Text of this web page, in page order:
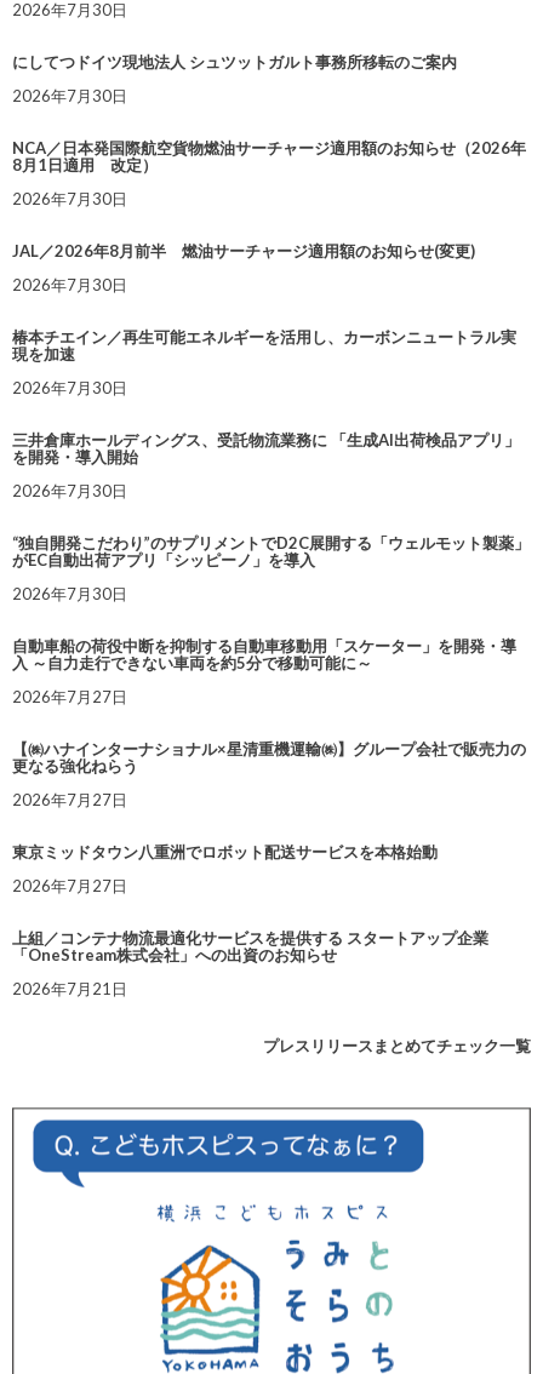
2026年7月30日
にしてつドイツ現地法人 シュツットガルト事務所移転のご案内
2026年7月30日
NCA／日本発国際航空貨物燃油サーチャージ適用額のお知らせ（2026年
8月1日適用 改定）
2026年7月30日
JAL／2026年8月前半 燃油サーチャージ適用額のお知らせ(変更)
2026年7月30日
椿本チエイン／再生可能エネルギーを活用し、カーボンニュートラル実
現を加速
2026年7月30日
三井倉庫ホールディングス、受託物流業務に 「生成AI出荷検品アプリ」
を開発・導入開始
2026年7月30日
“独自開発こだわり”のサプリメントでD2C展開する「ウェルモット製薬」
がEC自動出荷アプリ「シッピーノ」を導入
2026年7月30日
自動車船の荷役中断を抑制する自動車移動用「スケーター」を開発・導
入 ～自力走行できない車両を約5分で移動可能に～
2026年7月27日
【㈱ハナインターナショナル×星清重機運輸㈱】グループ会社で販売力の
更なる強化ねらう
2026年7月27日
東京ミッドタウン八重洲でロボット配送サービスを本格始動
2026年7月27日
上組／コンテナ物流最適化サービスを提供する スタートアップ企業
「OneStream株式会社」への出資のお知らせ
2026年7月21日
プレスリリースまとめてチェック一覧